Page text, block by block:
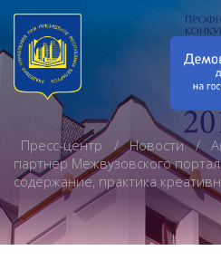
Пресс-центр Новости
партнер Межвузовского
содержание, практика